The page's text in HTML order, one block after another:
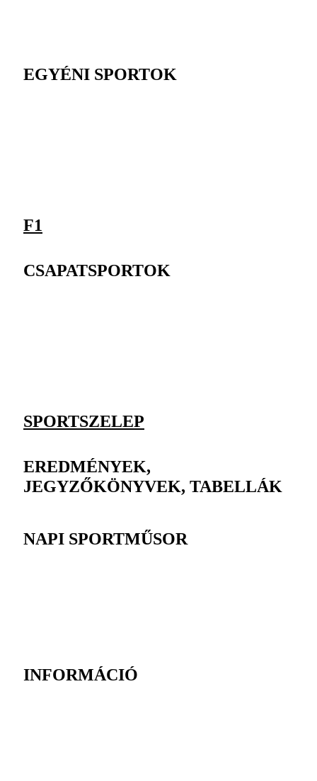
EGYÉNI SPORTOK
F1
CSAPATSPORTOK
SPORTSZELEP
EREDMÉNYEK,
JEGYZŐKÖNYVEK, TABELLÁK
NAPI SPORTMŰSOR
INFORMÁCIÓ